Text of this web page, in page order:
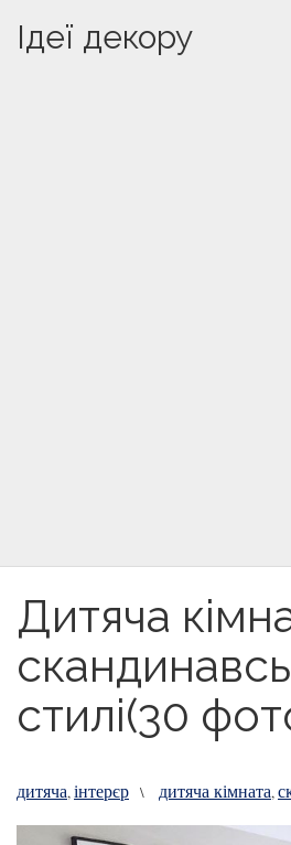
Ідеї декору
Дитяча
стилі(30
дитяча,інтерєр \ дитяча кімната,